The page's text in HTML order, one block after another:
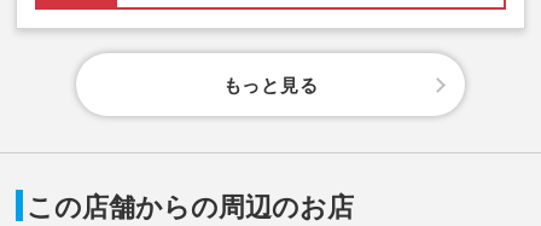
もっと見る
この店舗からの周辺のお店